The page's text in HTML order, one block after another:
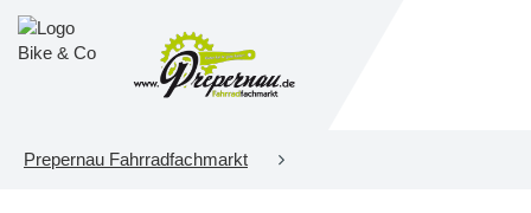
Prepernau Fahrradfachmarkt